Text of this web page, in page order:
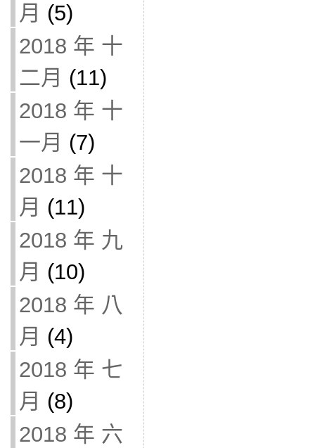
月 (5)
2018 年 十
二月 (11)
2018 年 十
一月 (7)
2018 年 十
月 (11)
2018 年 九
月 (10)
2018 年 八
月 (4)
2018 年 七
月 (8)
2018 年 六